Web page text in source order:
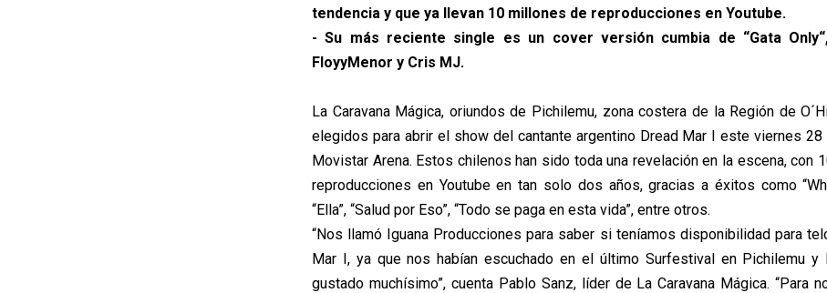
tendencia y que ya llevan 10 millones de reproducciones en Youtube.
- Su más reciente single es un cover versión cumbia de “Gata
FloyyMenor y Cris MJ.
La Caravana Mágica, oriundos de Pichilemu, zona costera de la Región de
elegidos para abrir el show del cantante argentino Dread Mar I este viernes 28
Movistar Arena. Estos chilenos han sido toda una revelación en la escena, con
reproducciones en Youtube en tan solo dos años, gracias a éxitos como
“Ella”, “Salud por Eso”, “Todo se paga en esta vida”, entre otros.
“Nos llamó Iguana Producciones para saber si teníamos disponibilidad para
Mar I, ya que nos habían escuchado en el último Surfestival en Pichilemu y
gustado muchísimo”, cuenta Pablo Sanz, líder de La Caravana Mágica. “Para